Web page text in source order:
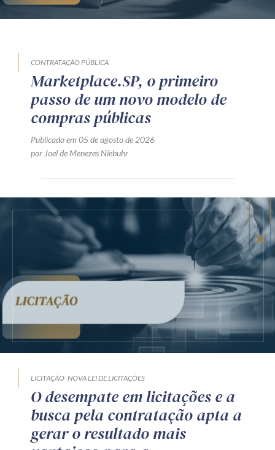
CONTRATAÇÃO PÚBLICA
Marketplace.SP, o primeiro
passo de um novo modelo de
compras públicas
Publicado em 05 de agosto de 2026
por Joel de Menezes Niebuhr
LICITAÇÃO NOVA LEI DE LICITAÇÕES
O desempate em licitações e a
busca pela contratação apta a
gerar o resultado mais